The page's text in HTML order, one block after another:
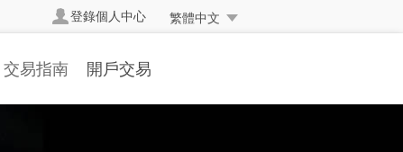
繁體中文
登錄個人中心
交易指南 開戶交易